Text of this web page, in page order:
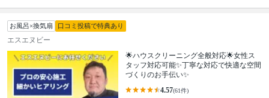
お風呂×換気扇 口コミ投稿で特典あり
エスエヌビー
🌟ハウスクリーニング全般対応🌟女性ス
タッフ対応可能✨丁寧な対応で快適な空間
づくりのお手伝い✨
4.57(61件)